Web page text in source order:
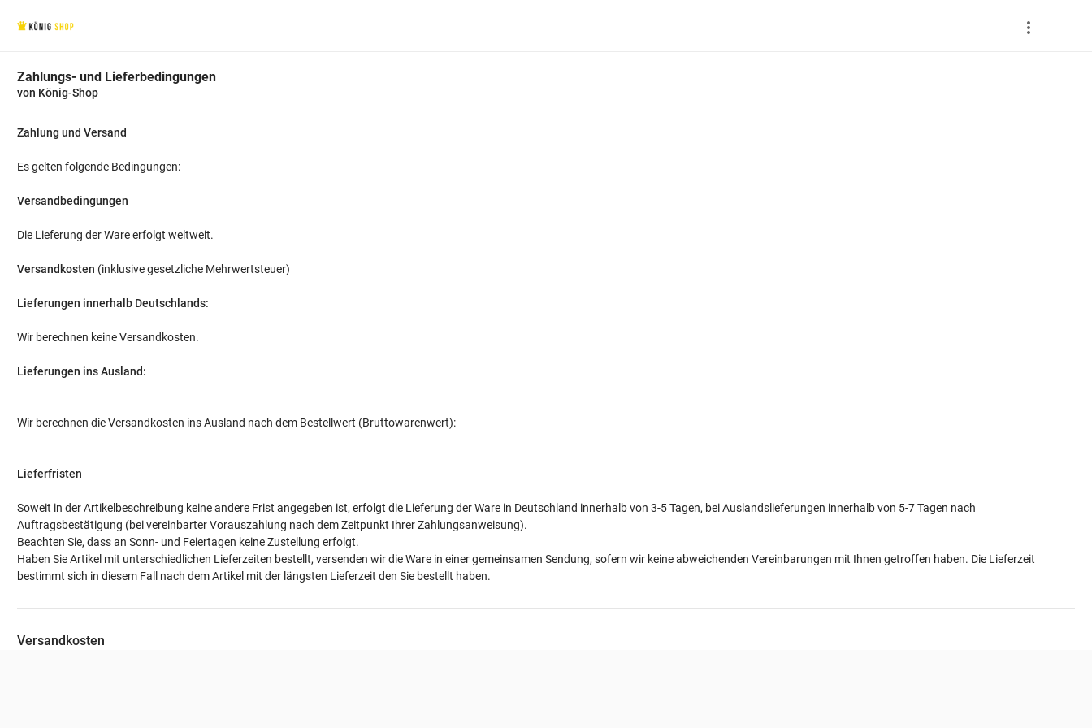
Zahlungs- und Lieferbedingungen
von König-Shop
Zahlung und Versand
Es gelten folgende Bedingungen:
Versandbedingungen
Die Lieferung der Ware erfolgt weltweit.
Versandkosten (inklusive gesetzliche Mehrwertsteuer)
Lieferungen innerhalb Deutschlands:
Wir berechnen keine Versandkosten.
Lieferungen ins Ausland:
Wir berechnen die Versandkosten ins Ausland nach dem Bestellwert (Bruttowarenwert):
Lieferfristen
Soweit in der Artikelbeschreibung keine andere Frist angegeben ist, erfolgt die Lieferung der Ware in Deutschland innerhalb von 3-5 Tagen, bei Auslandslieferungen innerhalb von 5-7 Tagen nach
Auftragsbestätigung (bei vereinbarter Vorauszahlung nach dem Zeitpunkt Ihrer Zahlungsanweisung).
Beachten Sie, dass an Sonn- und Feiertagen keine Zustellung erfolgt.
Haben Sie Artikel mit unterschiedlichen Lieferzeiten bestellt, versenden wir die Ware in einer gemeinsamen Sendung, sofern wir keine abweichenden Vereinbarungen mit Ihnen getroffen haben. Die Lieferzeit
bestimmt sich in diesem Fall nach dem Artikel mit der längsten Lieferzeit den Sie bestellt haben.
Versandkosten